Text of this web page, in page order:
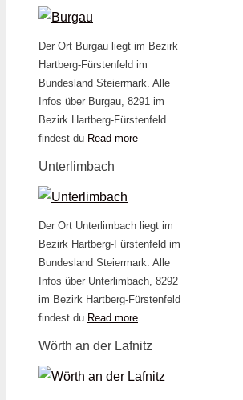
Der Ort Burgau liegt im Bezirk
Hartberg-Fürstenfeld im
Bundesland Steiermark. Alle
Infos über Burgau, 8291 im
Bezirk Hartberg-Fürstenfeld
findest du Read more
Unterlimbach
Der Ort Unterlimbach liegt im
Bezirk Hartberg-Fürstenfeld im
Bundesland Steiermark. Alle
Infos über Unterlimbach, 8292
im Bezirk Hartberg-Fürstenfeld
findest du Read more
Wörth an der Lafnitz